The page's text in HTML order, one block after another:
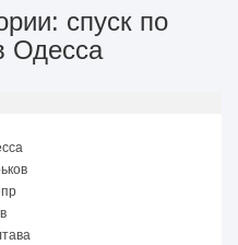
спуск по
Одесса